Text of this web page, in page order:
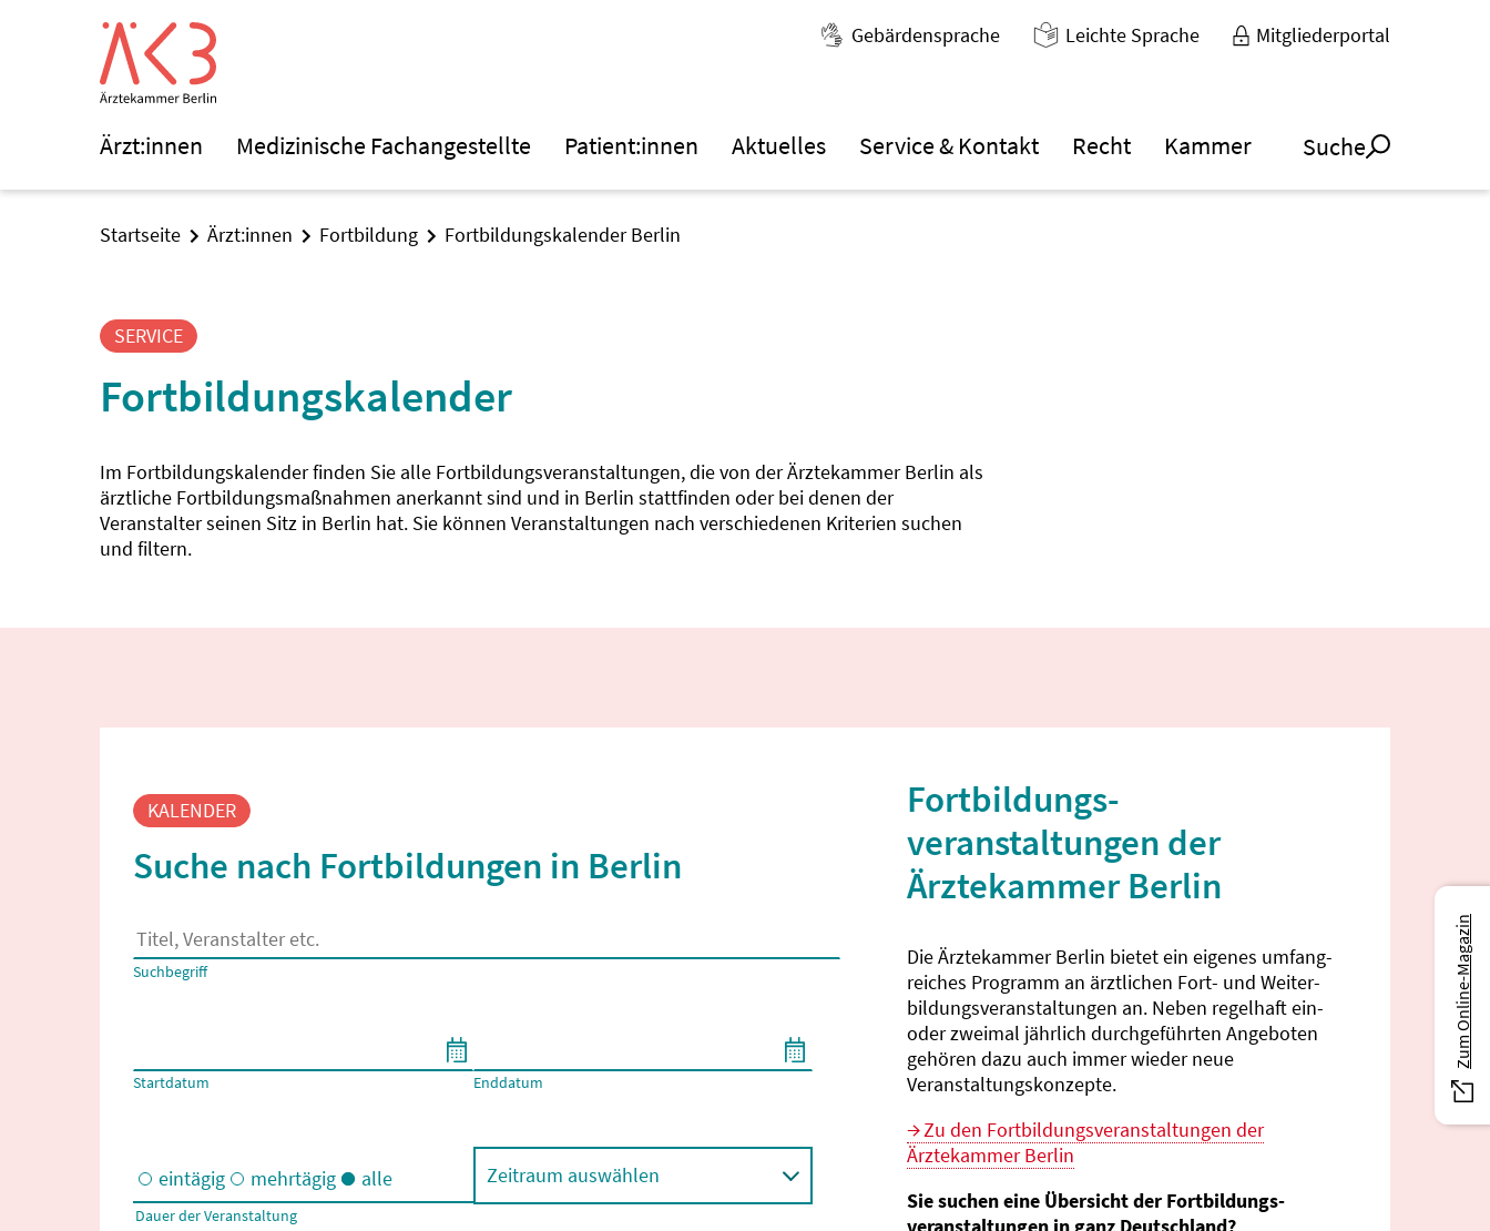
Gebärdensprache Leichte Sprache Mitgliederportal
Ärzt:innen Medizinische Fachangestellte Patient:innen Aktuelles Service & Kontakt Recht Kammer Suche
Startseite Ärzt:innen Fortbildung Fortbildungskalender Berlin
SERVICE
Fortbildungskalender
Im Fortbildungskalender finden Sie alle Fortbildungsveranstaltungen, die von der Ärztekammer Berlin als
ärztliche Fortbildungsmaßnahmen anerkannt sind und in Berlin stattfinden oder bei denen der
Veranstalter seinen Sitz in Berlin hat. Sie können Veranstaltungen nach verschiedenen Kriterien suchen
und filtern.
KALENDER
Suche nach Fortbildungen in Berlin
Es erscheinen Suchvorschläge, wenn mindestens 2 Zeichen eingegeben wurden.
Suchbegriff
Startdatum Enddatum
eintägig mehrtägig alle
Dauer der Veranstaltung
Zeitraum auswählen
Fortbildungs­
veranstaltungen der
Ärztekammer Berlin
Die Ärztekammer Berlin bietet ein eigenes umfang­
reiches Programm an ärztlichen Fort- und Weiter­
bildungs­veranstaltungen an. Neben regelhaft ein-
oder zweimal jährlich durch­geführten Angeboten
gehören dazu auch immer wieder neue
Veranstaltungs­konzepte.
Zu den Fortbildungs­veranstaltungen der
Ärztekammer Berlin
Sie suchen eine Übersicht der Fortbildungs­
Zum Online-Magazin